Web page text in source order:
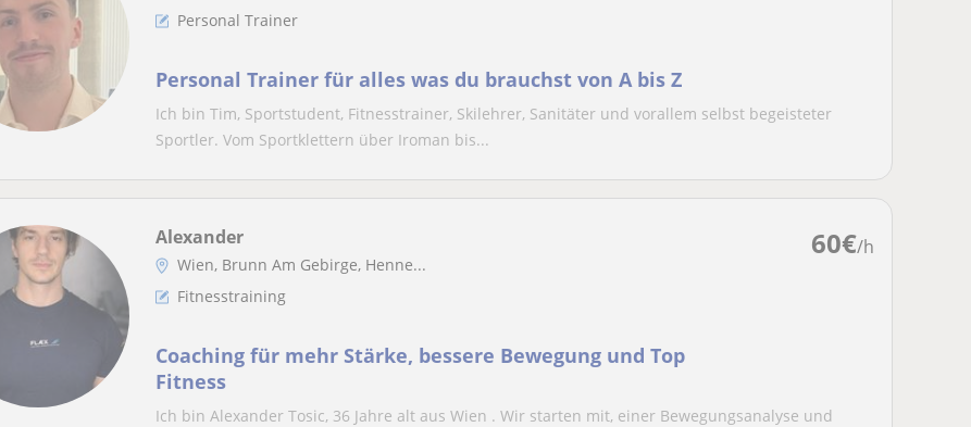
Personal Trainer
Personal Trainer für alles was du brauchst von A bis Z
Ich bin Tim, Sportstudent, Fitnesstrainer, Skilehrer, Sanitäter und vorallem selbst begeisteter
Sportler. Vom Sportklettern über Iroman bis...
60€/h
Alexander
Wien, Brunn Am Gebirge, Henne...
Fitnesstraining
Coaching für mehr Stärke, bessere Bewegung und Top
Fitness
Ich bin Alexander Tosic, 36 Jahre alt aus Wien . Wir starten mit, einer Bewegungsanalyse und